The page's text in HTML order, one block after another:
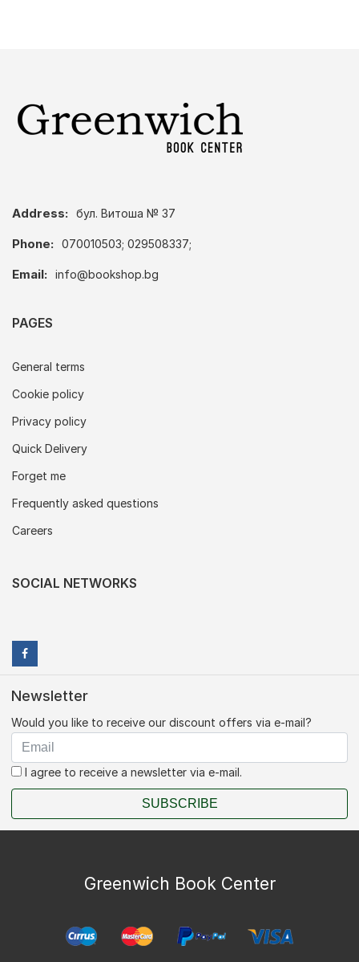
Address: бул. Витоша № 37
Phone: 070010503; 029508337;
Email: info@bookshop.bg
PAGES
General terms
Cookie policy
Privacy policy
Quick Delivery
Forget me
Frequently asked questions
Careers
SOCIAL NETWORKS
Newsletter
Would you like to receive our discount offers via e-mail?
I agree to receive a newsletter via e-mail.
SUBSCRIBE
Greenwich Book Center